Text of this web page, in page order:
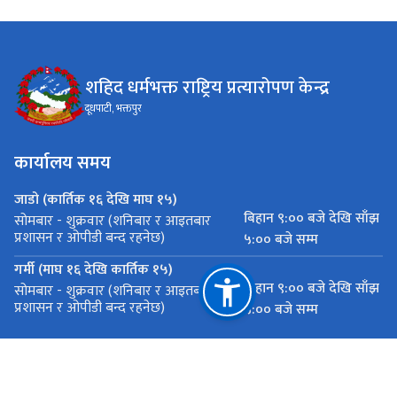
शहिद धर्मभक्त राष्ट्रिय प्रत्यारोपण केन्द्र
दूधपाटी, भक्तपुर
कार्यालय समय
जाडो (कार्तिक १६ देखि माघ १५)
सोमबार - शुक्रवार (शनिबार र आइतबार
प्रशासन र ओपीडी बन्द रहनेछ)
बिहान ९:०० बजे देखि साँझ
५:०० बजे सम्म
गर्मी (माघ १६ देखि कार्तिक १५)
सोमबार - शुक्रवार (शनिबार र आइतबार
प्रशासन र ओपीडी बन्द रहनेछ)
बिहान ९:०० बजे देखि साँझ
५:०० बजे सम्म